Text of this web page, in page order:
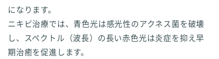
になります。
ニキビ治療では、青色光は感光性のアクネス菌を破壊
し、スペクトル（波長）の長い赤色光は炎症を抑え早
期治癒を促進します。